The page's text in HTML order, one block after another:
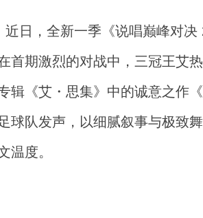
日，全新一季《说唱巅峰对
首期激烈的对战中，三冠王艾
辑《艾・思集》中的诚意之作
球队发声，以细腻叙事与极致
温度。